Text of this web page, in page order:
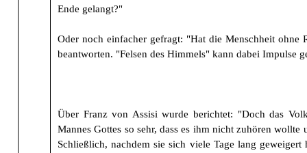
Ende gelangt?"
Oder noch einfacher gefragt: "Hat die Menschheit ohne
beantworten. "Felsen des Himmels" kann dabei Impulse
Über Franz von Assisi wurde berichtet: "Doch das
Mannes Gottes so sehr, dass es ihm nicht zuhören
Schließlich, nachdem sie sich viele Tage lang